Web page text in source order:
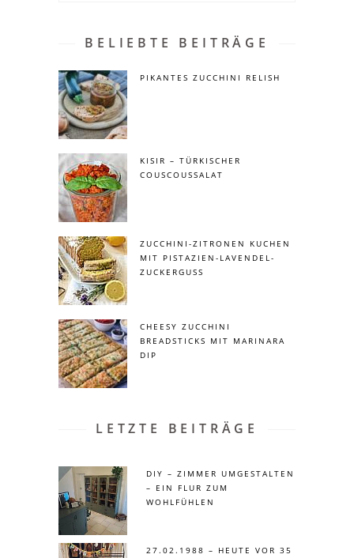
BELIEBTE BEITRÄGE
PIKANTES ZUCCHINI RELISH
KISIR – TÜRKISCHER
COUSCOUSSALAT
ZUCCHINI-ZITRONEN KUCHEN
MIT PISTAZIEN-LAVENDEL-
ZUCKERGUSS
CHEESY ZUCCHINI
BREADSTICKS MIT MARINARA
DIP
LETZTE BEITRÄGE
DIY – ZIMMER UMGESTALTEN
– EIN FLUR ZUM
WOHLFÜHLEN
27.02.1988 – HEUTE VOR 35